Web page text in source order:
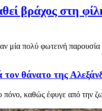
βράχος στη
πολύ φωτεινή
θάνατο της
καθώς έφυγε από την